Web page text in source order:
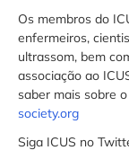
Os membros do
enfermeiros,
ultrassom, bem
associação ao
saber mais sobre
society.org
Siga ICUS no